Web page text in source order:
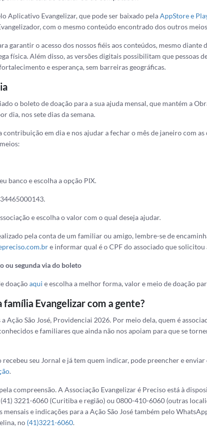
Aplicativo Evangelizar, que pode ser baixado pelaAppStore e
com o mesmo conteúdo encontrado dos outros
garantir o acesso dos nossos fiéis aos conteúdos, mesmo diante
física. Além disso, as versões digitais possibilitam que pessoas
e esperança, sem barreiras geográficas.
o boleto de doação para a sua ajuda mensal, que mantém a
dia, nos sete dias da semana.
contribuição em dia e nos ajudar a fechar o mês de janeiro com as
banco e escolha a opção PIX.
e escolha o valor com o qual deseja ajudar.
pela conta de um familiar ou amigo, lembre-se de
e informar qual é o CPF do associado que solicitou
ou segunda via do boleto
doaçãoaqui e escolha a melhor forma, valor e meio de doação
Evangelizar com a gente?
Ação São José, Providenciai 2026. Por meio dela, quem é
e familiares que ainda não nos apoiam para que se
recebeu seu Jornal e já tem quem indicar, pode preencher e
.
compreensão. A Associação Evangelizar é Preciso está à
3221-6060 (Curitiba e região) ou 0800-410-6060 (outras
mensais e indicações para a Ação São José também pelo
no (41)3221-6060.